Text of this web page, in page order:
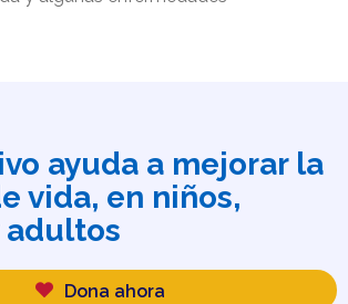
ayuda a mejorar la
vida, en niños,
adultos
Dona ahora